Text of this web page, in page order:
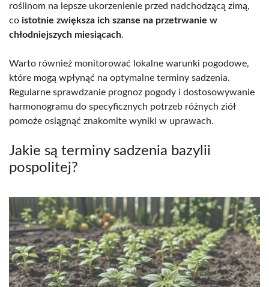
roślinom na lepsze ukorzenienie przed nadchodzącą zimą,
co istotnie zwiększa ich szanse na przetrwanie w
chłodniejszych miesiącach.
Warto również monitorować lokalne warunki pogodowe,
które mogą wpłynąć na optymalne terminy sadzenia.
Regularne sprawdzanie prognoz pogody i dostosowywanie
harmonogramu do specyficznych potrzeb różnych ziół
pomoże osiągnąć znakomite wyniki w uprawach.
Jakie są terminy sadzenia bazylii
pospolitej?